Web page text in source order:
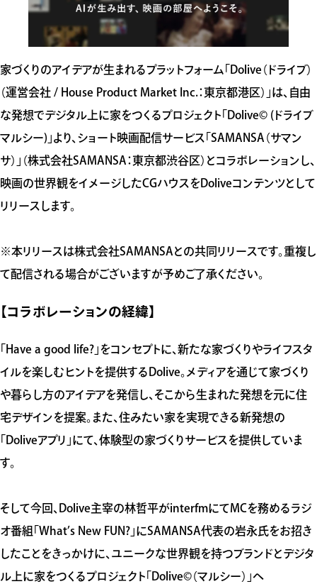
家づくりのアイデアが生まれるプラットフォーム「Dolive（ドライブ）
（運営会社 / House Product Market Inc.：東京都港区）」は、自由
な発想でデジタル上に家をつくるプロジェクト「Dolive©️ (ドライブ
マルシー)」より、ショート映画配信サービス「SAMANSA（サマン
サ）」（株式会社SAMANSA：東京都渋谷区）とコラボレーションし、
映画の世界観をイメージしたCGハウスをDoliveコンテンツとして
リリースします。
※本リリースは株式会社SAMANSAとの共同リリースです。重複し
て配信される場合がございますが予めご了承ください。
【コラボレーションの経緯】
「Have a good life?」をコンセプトに、新たな家づくりやライフスタ
イルを楽しむヒントを提供するDolive。メディアを通じて家づくり
や暮らし方のアイデアを発信し、そこから生まれた発想を元に住
宅デザインを提案。また、住みたい家を実現できる新発想の
「Doliveアプリ」にて、体験型の家づくりサービスを提供していま
す。
そして今回、Dolive主宰の林哲平がinterfmにてMCを務めるラジ
オ番組「What’s New FUN?」にSAMANSA代表の岩永氏をお招き
したことをきっかけに、ユニークな世界観を持つブランドとデジタ
ル上に家をつくるプロジェクト「Dolive©️（マルシー）」へ